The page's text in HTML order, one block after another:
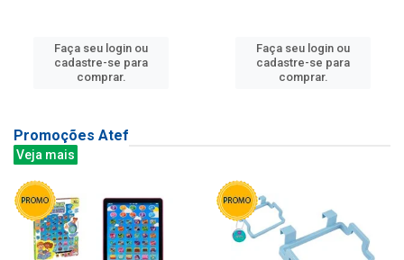
Faça seu login ou
cadastre-se para
comprar.
Faça seu login ou
cadastre-se para
comprar.
Promoções Atef
Veja mais